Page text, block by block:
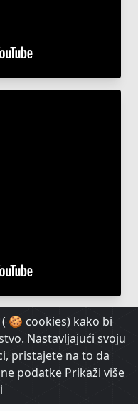
🍪 cookies) kako bi
Nastavljajući svoju
pristajete na to da
podatke Prikaži više